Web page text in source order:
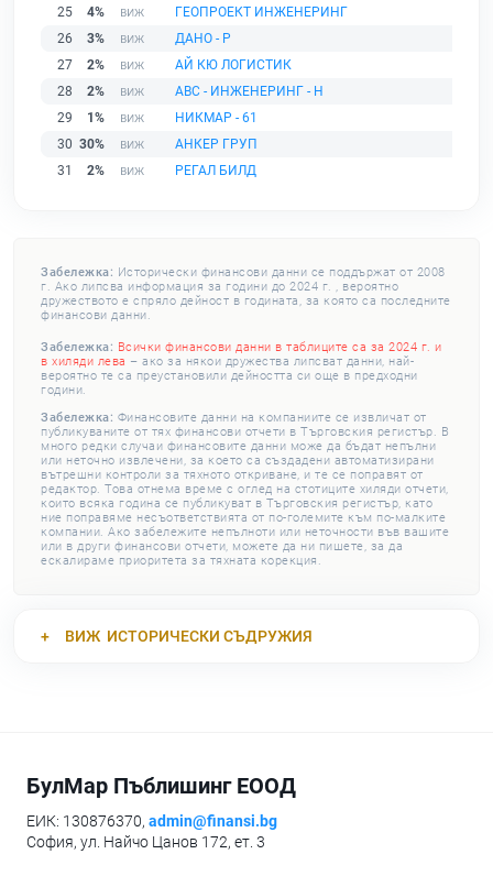
25
4%
ГЕОПРОЕКТ ИНЖЕНЕРИНГ
26
3%
ДАНО - Р
27
2%
АЙ КЮ ЛОГИСТИК
28
2%
АВС - ИНЖЕНЕРИНГ - Н
29
1%
НИКМАР - 61
30 30%
АНКЕР ГРУП
31
2% РЕГАЛ БИЛД
Забележка: Исторически финансови данни се поддържат от 2008
г. Ако липсва информация за години до 2024 г. , вероятно
дружеството е спряло дейност в годината, за която са последните
финансови данни.
Забележка: Всички финансови данни в таблиците са за 2024 г. и
в хиляди лева – ако за някои дружества липсват данни, най-
вероятно те са преустановили дейността си още в предходни
години.
Забележка: Финансовите данни на компаниите се извличат от
публикуваните от тях финансови отчети в Търговския регистър. В
много редки случаи финансовите данни може да бъдат непълни
или неточно извлечени, за което са създадени автоматизирани
вътрешни контроли за тяхното откриване, и те се поправят от
редактор. Това отнема време с оглед на стотиците хиляди отчети,
които всяка година се публикуват в Търговския регистър, като
ние поправяме несъответствията от по-големите към по-малките
компании. Ако забележите непълноти или неточности във вашите
или в други финансови отчети, можете да ни пишете, за да
ескалираме приоритета за тяхната корекция.
ВИЖ ИСТОРИЧЕСКИ СЪДРУЖИЯ
БулМар Пъблишинг ЕООД
ЕИК: 130876370, admin@finansi.bg
София, ул. Найчо Цанов 172, ет. 3